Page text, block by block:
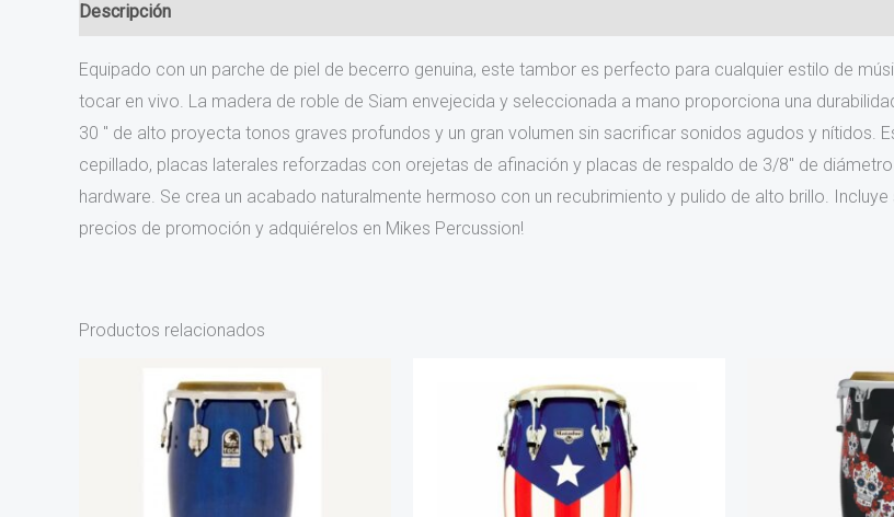
Descripción
Equipado con un parche de piel de becerro genuina, este tambor es perfecto para cualquier estilo de
tocar en vivo. La madera de roble de Siam envejecida y seleccionada a mano proporciona una
30 ″ de alto proyecta tonos graves profundos y un gran volumen sin sacrificar sonidos agudos y
cepillado, placas laterales reforzadas con orejetas de afinación y placas de respaldo de 3/8″ de
hardware. Se crea un acabado naturalmente hermoso con un recubrimiento y pulido de alto brillo.
precios de promoción y adquiérelos en Mikes Percussion!
Productos relacionados